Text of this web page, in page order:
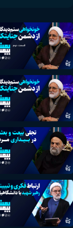
خونخواهی
قسمت دوم
خونخواهی
تجلی بیعت و
ارتباط فکری
خیری